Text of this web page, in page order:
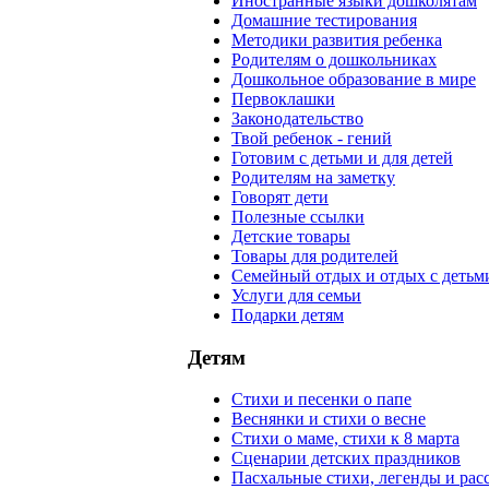
Домашние тестирования
Методики развития ребенка
Родителям о дошкольниках
Дошкольное образование в мире
Первоклашки
Законодательство
Твой ребенок - гений
Готовим с детьми и для детей
Родителям на заметку
Говорят дети
Полезные ссылки
Детские товары
Товары для родителей
Семейный отдых и отдых с
Услуги для семьи
Подарки детям
Детям
Стихи и песенки о папе
Веснянки и стихи о весне
Стихи о маме, стихи к 8 марта
Сценарии детских праздников
Пасхальные стихи, легенды и